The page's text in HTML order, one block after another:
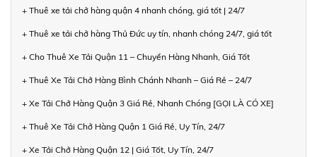
+ Thuê xe tải chở hàng quận 4 nhanh chóng, giá tốt | 24/7
+ Thuê xe tải chở hàng Thủ Đức uy tín, nhanh chóng 24/7, giá tốt
+ Cho Thuê Xe Tải Quận 11 – Chuyển Hàng Nhanh, Giá Tốt
+ Thuê Xe Tải Chở Hàng Bình Chánh Nhanh – Giá Rẻ – 24/7
+ Xe Tải Chở Hàng Quận 3 Giá Rẻ, Nhanh Chóng [GỌI LÀ CÓ XE]
+ Thuê Xe Tải Chở Hàng Quận 1 Giá Rẻ, Uy Tín, 24/7
+ Xe Tải Chở Hàng Quận 12 | Giá Tốt, Uy Tín, 24/7